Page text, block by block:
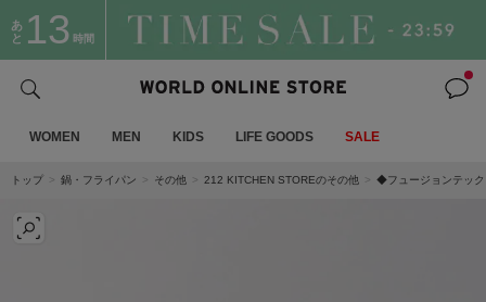
あ
と 13 時間
WOMEN MEN KIDS LIFE GOODS SALE
トップ 鍋・フライパン その他 212 KITCHEN STOREのその他 ◆フュージョンテック